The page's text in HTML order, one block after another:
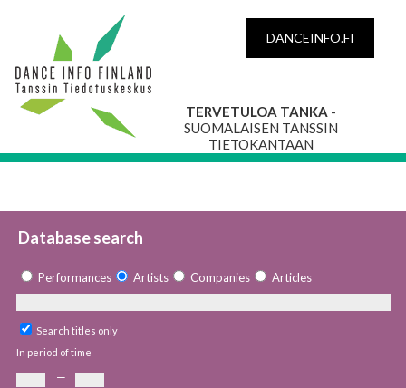
DANCEINFO.FI
TERVETULOA TANKA -
SUOMALAISEN TANSSIN
TIETOKANTAAN
Database search
Performances Artists Companies Articles
Search titles only
In period of time
—